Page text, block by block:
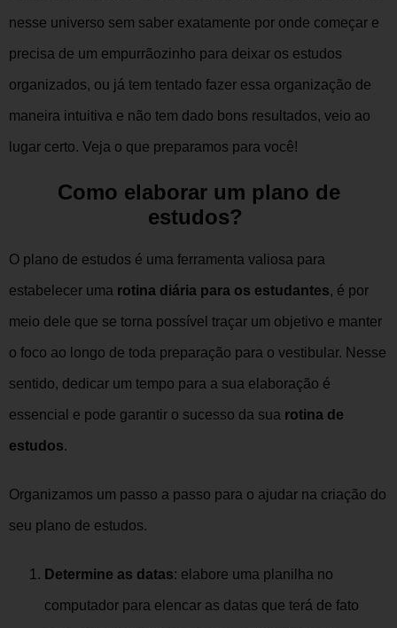
nesse universo sem saber exatamente por onde começar e
precisa de um empurrãozinho para deixar os estudos
organizados, ou já tem tentado fazer essa organização de
maneira intuitiva e não tem dado bons resultados, veio ao
lugar certo. Veja o que preparamos para você!
Como elaborar um plano de
estudos?
O plano de estudos é uma ferramenta valiosa para
estabelecer uma rotina diária para os estudantes, é por
meio dele que se torna possível traçar um objetivo e manter
o foco ao longo de toda preparação para o vestibular. Nesse
sentido, dedicar um tempo para a sua elaboração é
essencial e pode garantir o sucesso da sua rotina de
estudos.
Organizamos um passo a passo para o ajudar na criação do
seu plano de estudos.
Determine as datas: elabore uma planilha no
computador para elencar as datas que terá de fato